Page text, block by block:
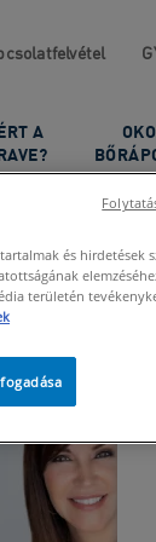
A
és hirdetések
területén